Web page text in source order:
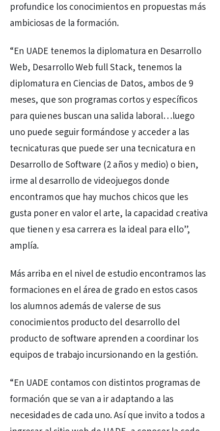
profundice los conocimientos en propuestas más
ambiciosas de la formación.
“En UADE tenemos la diplomatura en Desarrollo
Web, Desarrollo Web full Stack, tenemos la
diplomatura en Ciencias de Datos, ambos de 9
meses, que son programas cortos y específicos
para quienes buscan una salida laboral…luego
uno puede seguir formándose y acceder a las
tecnicaturas que puede ser una tecnicatura en
Desarrollo de Software (2 años y medio) o bien,
irme al desarrollo de videojuegos donde
encontramos que hay muchos chicos que les
gusta poner en valor el arte, la capacidad creativa
que tienen y esa carrera es la ideal para ello”,
amplía.
Más arriba en el nivel de estudio encontramos las
formaciones en el área de grado en estos casos
los alumnos además de valerse de sus
conocimientos producto del desarrollo del
producto de software aprenden a coordinar los
equipos de trabajo incursionando en la gestión.
“En UADE contamos con distintos programas de
formación que se van a ir adaptando a las
necesidades de cada uno. Así que invito a todos a